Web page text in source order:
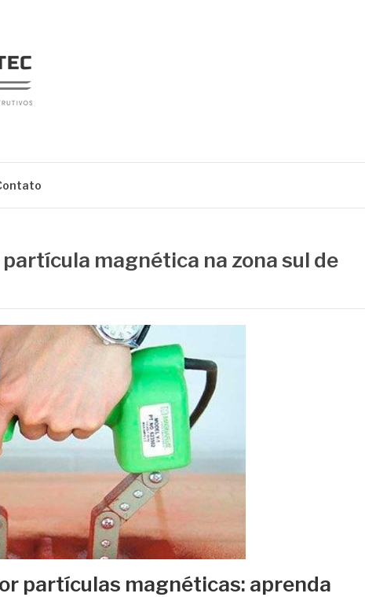
magnética na zona sul de
partículas magnéticas: aprenda